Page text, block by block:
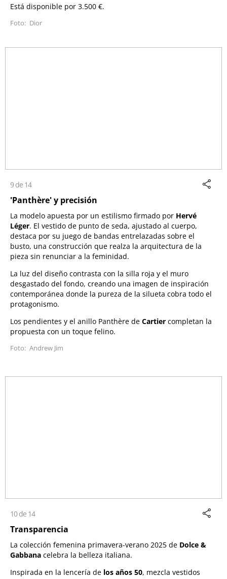
Está disponible por 3.500 €.
Dior
9 de 14
'Panthère' y precisión
La modelo apuesta por un estilismo firmado por Hervé
Léger. El vestido de punto de seda, ajustado al cuerpo,
destaca por su juego de bandas entrelazadas sobre el
busto, una construcción que realza la arquitectura de la
pieza sin renunciar a la feminidad.
La luz del diseño contrasta con la silla roja y el muro
desgastado del fondo, creando una imagen de inspiración
contemporánea donde la pureza de la silueta cobra todo el
protagonismo.
Los pendientes y el anillo Panthère de Cartier completan la
propuesta con un toque felino.
Andrew Jim
10 de 14
Transparencia
La colección femenina primavera-verano 2025 de Dolce &
Gabbana celebra la belleza italiana.
Inspirada en la lencería de los años 50, mezcla vestidos